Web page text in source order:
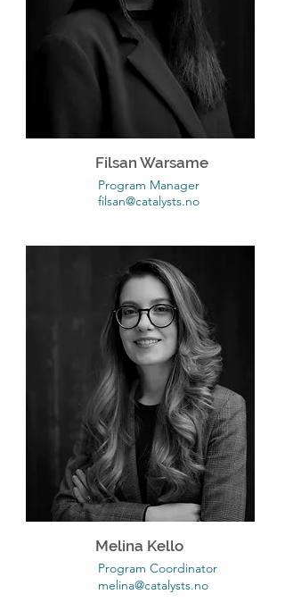
Filsan Warsame
Program Manager
filsan@catalysts.no
Melina Kello
Program Coordinator
melina@catalysts.no